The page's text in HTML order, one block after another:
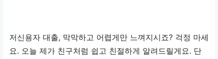
저신용자 대출, 막막하고 어렵게만 느껴지시죠? 걱정 마세
요. 오늘 제가 친구처럼 쉽고 친절하게 알려드릴게요. 단